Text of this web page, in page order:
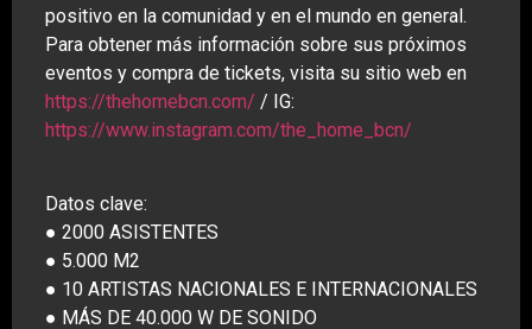
positivo en la comunidad y en el mundo en general.
Para obtener más información sobre sus próximos
eventos y compra de tickets, visita su sitio web en
https://thehomebcn.com/ / IG:
https://www.instagram.com/the_home_bcn/
Datos clave:
● 2000 ASISTENTES
● 5.000 M2
● 10 ARTISTAS NACIONALES E INTERNACIONALES
● MÁS DE 40.000 W DE SONIDO